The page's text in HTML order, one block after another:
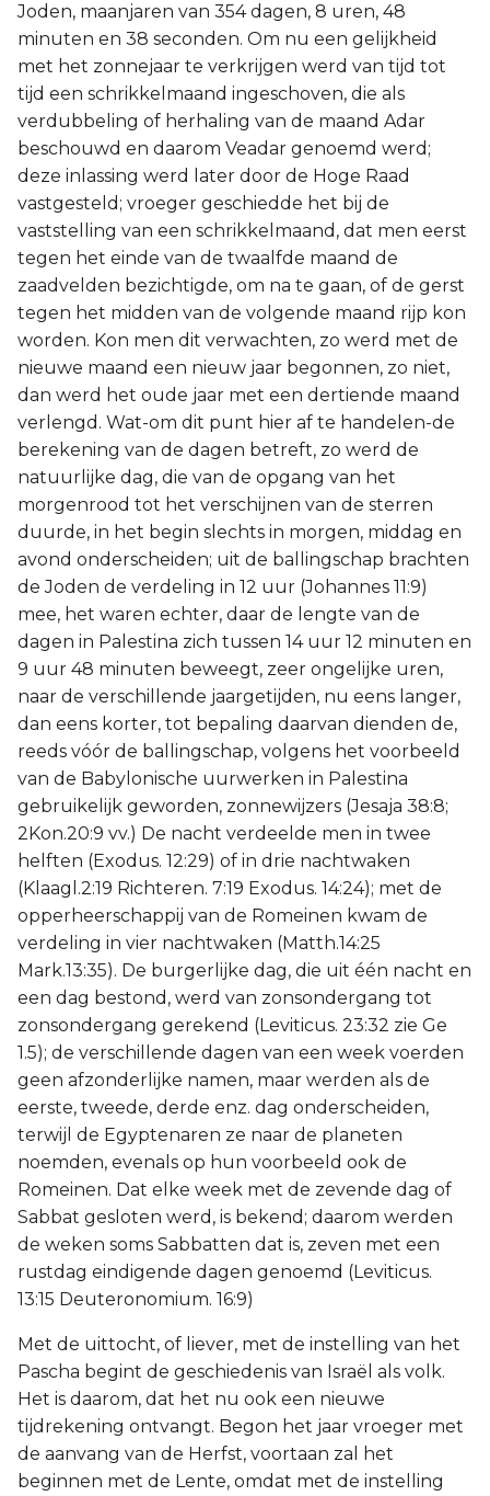
Joden, maanjaren van 354 dagen, 8 uren, 48
minuten en 38 seconden. Om nu een gelijkheid
met het zonnejaar te verkrijgen werd van tijd tot
tijd een schrikkelmaand ingeschoven, die als
verdubbeling of herhaling van de maand Adar
beschouwd en daarom Veadar genoemd werd;
deze inlassing werd later door de Hoge Raad
vastgesteld; vroeger geschiedde het bij de
vaststelling van een schrikkelmaand, dat men eerst
tegen het einde van de twaalfde maand de
zaadvelden bezichtigde, om na te gaan, of de gerst
tegen het midden van de volgende maand rijp kon
worden. Kon men dit verwachten, zo werd met de
nieuwe maand een nieuw jaar begonnen, zo niet,
dan werd het oude jaar met een dertiende maand
verlengd. Wat-om dit punt hier af te handelen-de
berekening van de dagen betreft, zo werd de
natuurlijke dag, die van de opgang van het
morgenrood tot het verschijnen van de sterren
duurde, in het begin slechts in morgen, middag en
avond onderscheiden; uit de ballingschap brachten
de Joden de verdeling in 12 uur (Johannes 11:9)
mee, het waren echter, daar de lengte van de
dagen in Palestina zich tussen 14 uur 12 minuten en
9 uur 48 minuten beweegt, zeer ongelijke uren,
naar de verschillende jaargetijden, nu eens langer,
dan eens korter, tot bepaling daarvan dienden de,
reeds vóór de ballingschap, volgens het voorbeeld
van de Babylonische uurwerken in Palestina
gebruikelijk geworden, zonnewijzers (Jesaja 38:8;
2Kon.20:9 vv.) De nacht verdeelde men in twee
helften (Exodus. 12:29) of in drie nachtwaken
(Klaagl.2:19 Richteren. 7:19 Exodus. 14:24); met de
opperheerschappij van de Romeinen kwam de
verdeling in vier nachtwaken (Matth.14:25
Mark.13:35). De burgerlijke dag, die uit één nacht en
een dag bestond, werd van zonsondergang tot
zonsondergang gerekend (Leviticus. 23:32 zie Ge
1.5); de verschillende dagen van een week voerden
geen afzonderlijke namen, maar werden als de
eerste, tweede, derde enz. dag onderscheiden,
terwijl de Egyptenaren ze naar de planeten
noemden, evenals op hun voorbeeld ook de
Romeinen. Dat elke week met de zevende dag of
Sabbat gesloten werd, is bekend; daarom werden
de weken soms Sabbatten dat is, zeven met een
rustdag eindigende dagen genoemd (Leviticus.
13:15 Deuteronomium. 16:9)
Met de uittocht, of liever, met de instelling van het
Pascha begint de geschiedenis van Israël als volk.
Het is daarom, dat het nu ook een nieuwe
tijdrekening ontvangt. Begon het jaar vroeger met
de aanvang van de Herfst, voortaan zal het
beginnen met de Lente, omdat met de instelling